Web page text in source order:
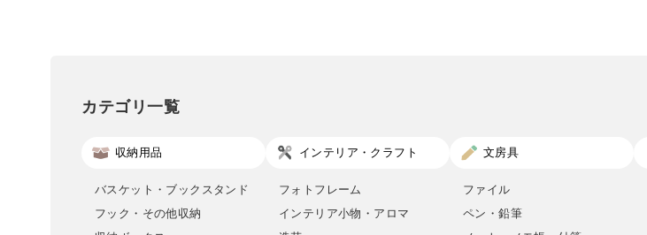
カテゴリ一覧
収納用品
バスケット・ブックスタンド
フック・その他収納
インテリア・クラフト
フォトフレーム
インテリア小物・アロマ
文房具
ファイル
ペン・鉛筆